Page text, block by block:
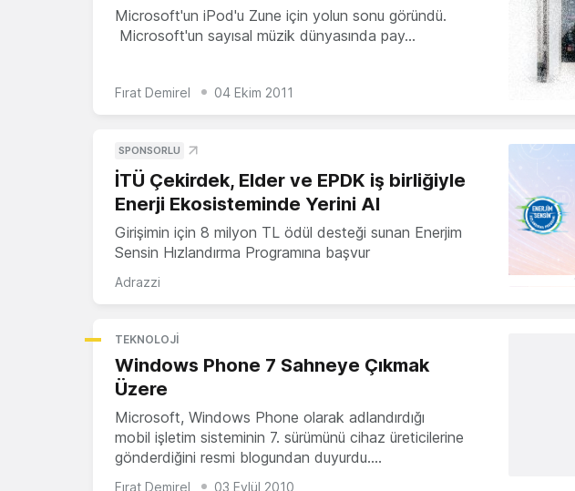
Microsoft'un iPod'u Zune için yolun sonu göründü.
Microsoft'un sayısal müzik dünyasında pay…
Fırat Demirel 04 Ekim 2011
SPONSORLU
İTÜ Çekirdek, Elder ve EPDK iş birliğiyle
Enerji Ekosisteminde Yerini Al
Girişimin için 8 milyon TL ödül desteği sunan Enerjim
Sensin Hızlandırma Programına başvur
Adrazzi
TEKNOLOJI
Windows Phone 7 Sahneye Çıkmak
Üzere
Microsoft, Windows Phone olarak adlandırdığı
mobil işletim sisteminin 7. sürümünü cihaz üreticilerine
gönderdiğini resmi blogundan duyurdu.…
Fırat Demirel 03 Eylül 2010